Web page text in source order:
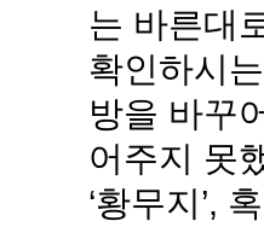
는 바른대
확인하시
방을 바꾸
어주지 못
‘황무지’,